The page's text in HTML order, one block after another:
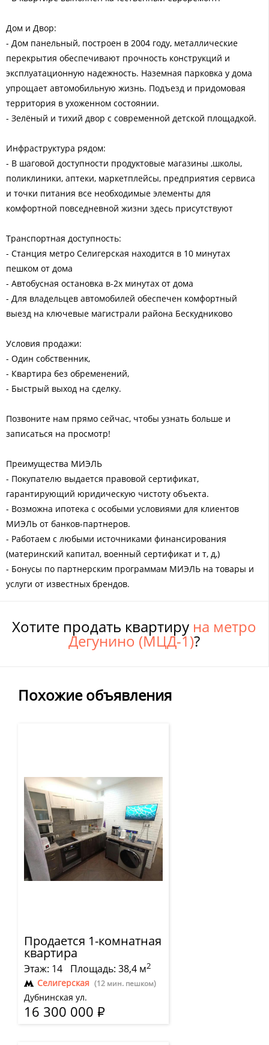
Дом и Двор:
- Дом панельный, построен в 2004 году, металлические
перекрытия обеспечивают прочность конструкций и
эксплуатационную надежность. Наземная парковка у дома
упрощает автомобильную жизнь. Подъезд и придомовая
территория в ухоженном состоянии.
- Зелёный и тихий двор с современной детской площадкой.
Инфраструктура рядом:
- В шаговой доступности продуктовые магазины ,школы,
поликлиники, аптеки, маркетплейсы, предприятия сервиса
и точки питания все необходимые элементы для
комфортной повседневной жизни здесь присутствуют
Транспортная доступность:
- Станция метро Селигерская находится в 10 минутах
пешком от дома
- Автобусная остановка в-2х минутах от дома
- Для владельцев автомобилей обеспечен комфортный
выезд на ключевые магистрали района Бескудниково
Условия продажи:
- Один собственник,
- Квартира без обременений,
- Быстрый выход на сделку.
Позвоните нам прямо сейчас, чтобы узнать больше и
записаться на просмотр!
Преимущества МИЭЛЬ
- Покупателю выдается правовой сертификат,
гарантирующий юридическую чистоту объекта.
- Возможна ипотека с особыми условиями для клиентов
МИЭЛЬ от банков-партнеров.
- Работаем с любыми источниками финансирования
(материнский капитал, военный сертификат и т, д,)
- Бонусы по партнерским программам МИЭЛЬ на товары и
услуги от известных брендов.
Похожие объявления
Продается 1-комнатная
квартира
Этаж: 14 Площадь: 38,4 м2
Селигерская (12 мин. пешком)
Дубнинская ул.
16 300 000 Р
Хотите продать квартиру на метро
Дегунино (МЦД-1)?